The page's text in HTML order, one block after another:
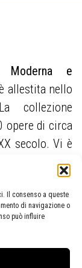
Il consenso a queste
di navigazione o
può influire
Moderna e
allestita nello
collezione
opere di circa
secolo. Vi è
del luogo
con questa
i paesaggi
raccolta